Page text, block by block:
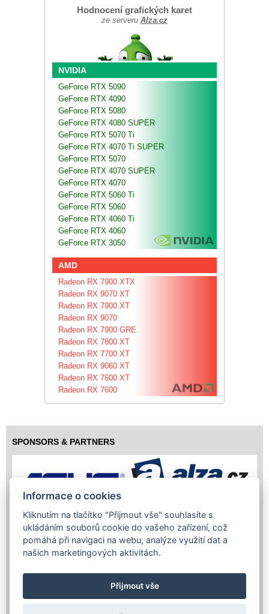
Hodnocení grafických karet
ze serveru Alza.cz
NVIDIA
GeForce RTX 5090
GeForce RTX 4090
GeForce RTX 5080
GeForce RTX 4080 SUPER
GeForce RTX 5070 Ti
GeForce RTX 4070 Ti SUPER
GeForce RTX 5070
GeForce RTX 4070 SUPER
GeForce RTX 4070
GeForce RTX 5060 Ti
GeForce RTX 5060
GeForce RTX 4060 Ti
GeForce RTX 4060
GeForce RTX 3050
AMD
Radeon RX 7900 XTX
Radeon RX 9070 XT
Radeon RX 7900 XT
Radeon RX 9070
Radeon RX 7900 GRE
Radeon RX 7800 XT
Radeon RX 7700 XT
Radeon RX 9060 XT
Radeon RX 7600 XT
Radeon RX 7600
SPONSORS & PARTNERS
Informace o cookies
Kliknutím na tlačítko "Přijmout vše" souhlasíte s
ukládáním souborů cookie do vašeho zařízení, což
pomáhá při navigaci na webu, analýze využití dat a
našich marketingových aktivitách.
Přijmout vše